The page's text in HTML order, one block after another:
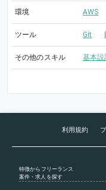
環境 AWS
ツール Git
その他のスキル 基本設
利用規約
特徴からフリーランス
案件・求人を探す